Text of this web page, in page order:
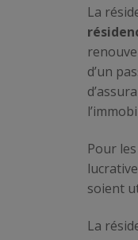
La
d’un
Pour
soient
La